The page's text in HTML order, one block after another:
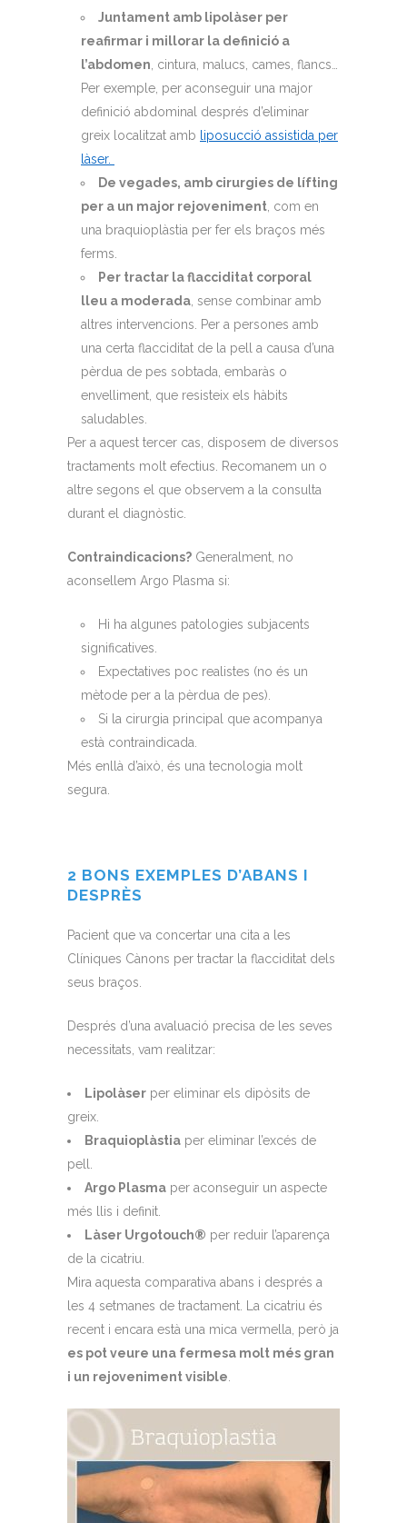
Juntament amb lipolàser per
reafirmar i millorar la definició a
l’abdomen, cintura, malucs, cames, flancs…
Per exemple, per aconseguir una major
definició abdominal després d’eliminar
greix localitzat amb liposucció assistida per
làser.
De vegades, amb cirurgies de lífting
per a un major rejoveniment, com en
una braquioplàstia per fer els braços més
ferms.
Per tractar la flacciditat corporal
lleu a moderada, sense combinar amb
altres intervencions. Per a persones amb
una certa flacciditat de la pell a causa d’una
pèrdua de pes sobtada, embaràs o
envelliment, que resisteix els hàbits
saludables.
Per a aquest tercer cas, disposem de diversos
tractaments molt efectius. Recomanem un o
altre segons el que observem a la consulta
durant el diagnòstic.
Contraindicacions? Generalment, no
aconsellem Argo Plasma si:
Hi ha algunes patologies subjacents
significatives.
Expectatives poc realistes (no és un
mètode per a la pèrdua de pes).
Si la cirurgia principal que acompanya
està contraindicada.
Més enllà d’això, és una tecnologia molt
segura.
2 BONS EXEMPLES D’ABANS I
DESPRÈS
Pacient que va concertar una cita a les
Clíniques Cànons per tractar la flacciditat dels
seus braços.
Després d’una avaluació precisa de les seves
necessitats, vam realitzar:
Lipolàser per eliminar els dipòsits de
greix.
Braquioplàstia per eliminar l’excés de
pell.
Argo Plasma per aconseguir un aspecte
més llis i definit.
Làser Urgotouch® per reduir l’aparença
de la cicatriu.
Mira aquesta comparativa abans i després a
les 4 setmanes de tractament. La cicatriu és
recent i encara està una mica vermella, però ja
es pot veure una fermesa molt més gran
i un rejoveniment visible.